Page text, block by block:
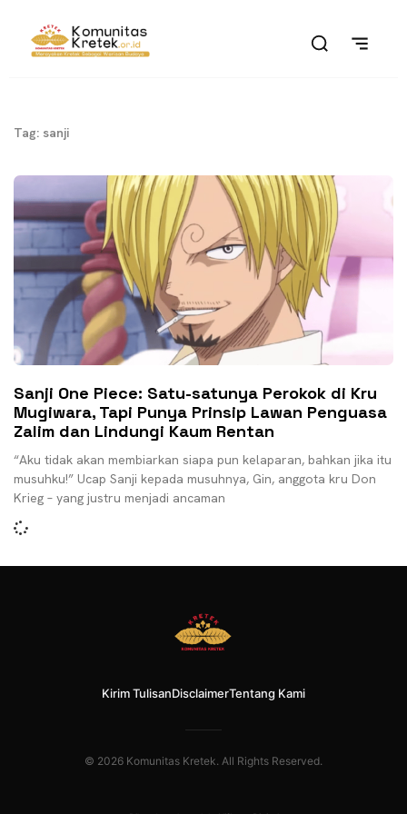
Tag: sanji
Sanji One Piece: Satu-satunya Perokok di Kru
Mugiwara, Tapi Punya Prinsip Lawan Penguasa
Zalim dan Lindungi Kaum Rentan
“Aku tidak akan membiarkan siapa pun kelaparan, bahkan jika itu
musuhku!” Ucap Sanji kepada musuhnya, Gin, anggota kru Don
Krieg – yang justru menjadi ancaman
Kirim TulisanDisclaimerTentang Kami
© 2026 Komunitas Kretek. All Rights Reserved.